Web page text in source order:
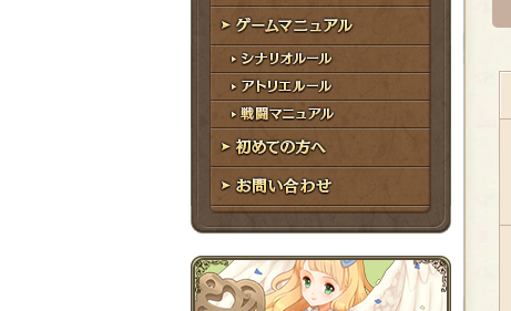
サイドストーリー
ゲームマニュアル
シナリオルール
アトリエルール
戦闘マニュアル
初めての方へ
お問い合わせ